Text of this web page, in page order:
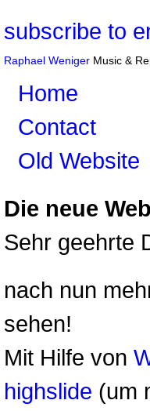
subscribe to
Raphael Weniger Music &
Home
Contact
Old Website
Die neue
Sehr geehrte
nach nun
sehen!
Mit Hilfe von
highslide (um